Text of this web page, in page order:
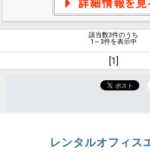
該当数3件のうち
1～3件を表示中
[1]
レンタルオフィス